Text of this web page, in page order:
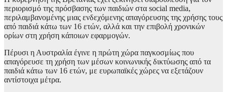
περιορισμό της πρόσβασης των παιδιών στα social media,
περιλαμβανομένης μιας ενδεχόμενης απαγόρευσης της χρήσης τους
από παιδιά κάτω των 16 ετών, αλλά και την επιβολή χρονικών
ορίων στη χρήση κάποιων εφαρμογών.
Πέρυσι η Αυστραλία έγινε η πρώτη χώρα παγκοσμίως που
απαγόρευσε τη χρήση των μέσων κοινωνικής δικτύωσης από τα
παιδιά κάτω των 16 ετών, με ευρωπαϊκές χώρες να εξετάζουν
αντίστοιχα μέτρα.